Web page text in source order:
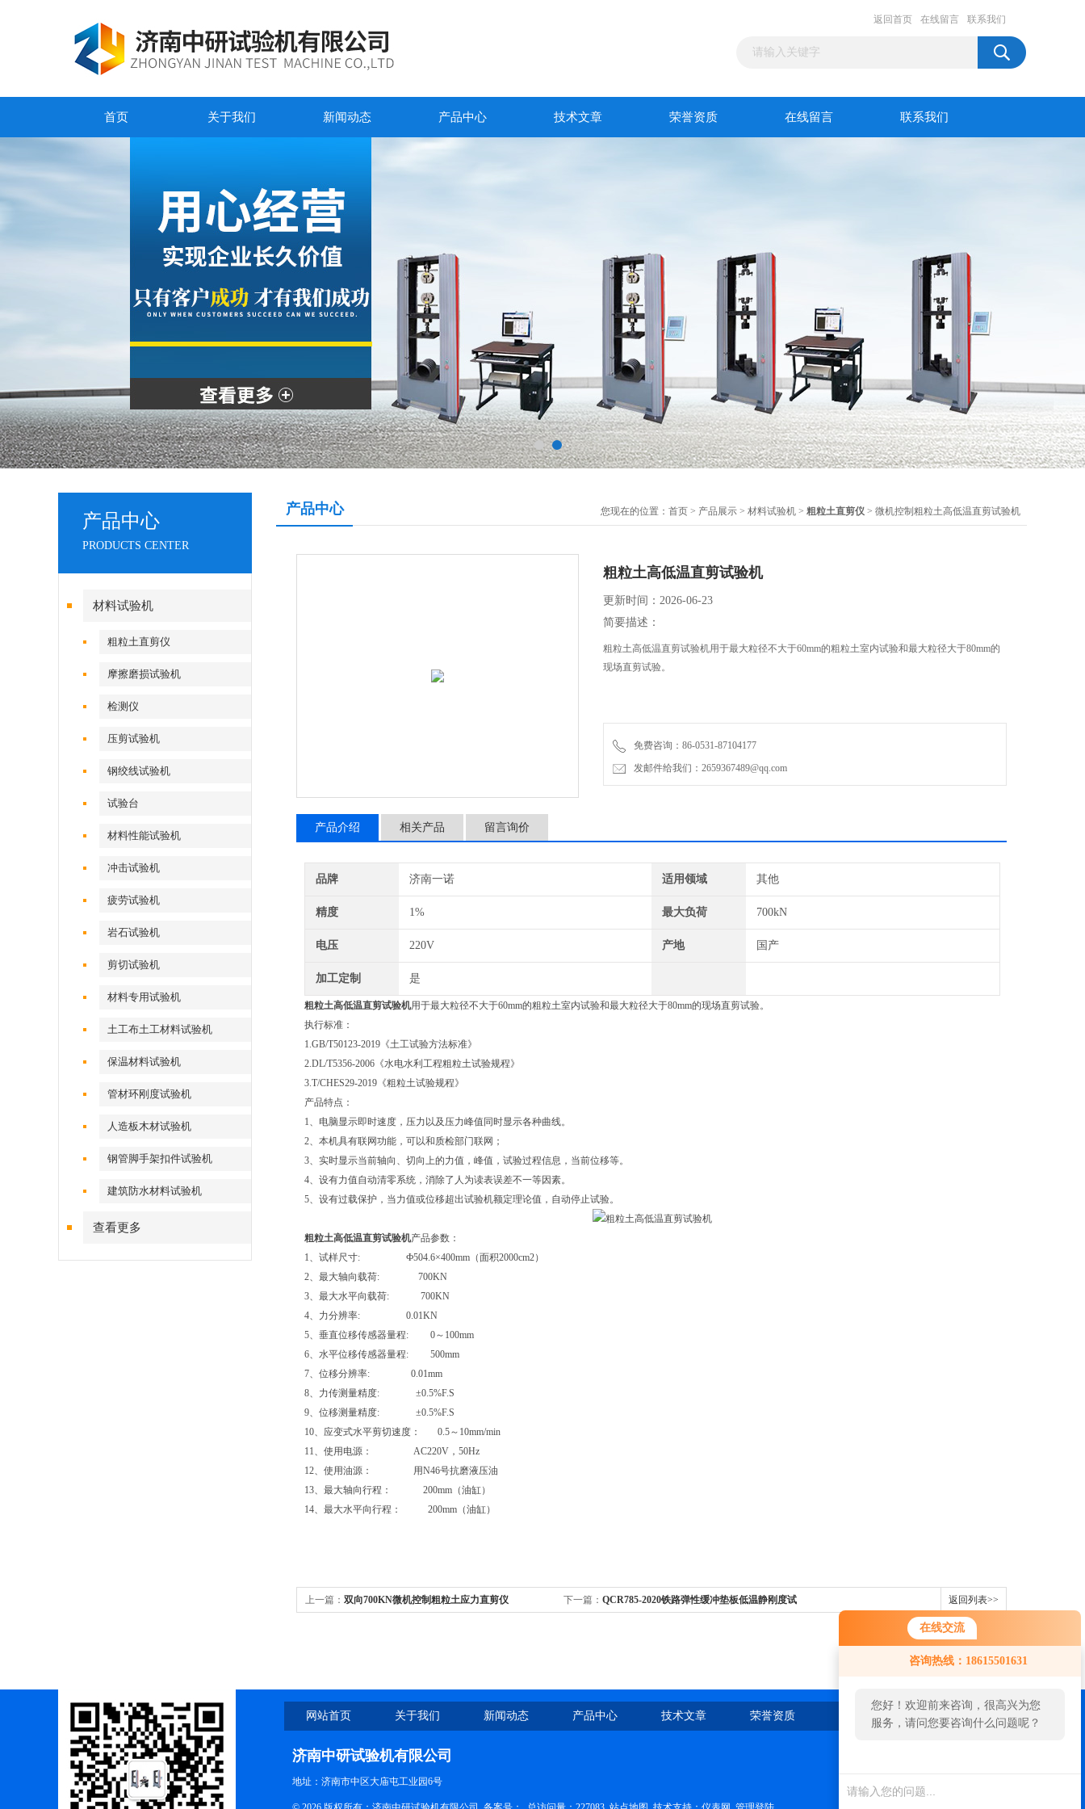
在线交流
咨询热线：18615501631
您好！欢迎前来咨询，很高兴为您
服务，请问您要咨询什么问题呢？
了需求产品，您可以直接在线与我
联系！
返回首页 在线留言 联系我们
首页 关于我们 新闻动态 产品中心 技术文章 荣誉资质 在线留言 联系我们
产品中心
PRODUCTS CENTER
材料试验机
粗粒土直剪仪
摩擦磨损试验机
检测仪
压剪试验机
钢绞线试验机
试验台
材料性能试验机
冲击试验机
疲劳试验机
岩石试验机
剪切试验机
材料专用试验机
土工布土工材料试验机
保温材料试验机
管材环刚度试验机
人造板木材试验机
钢管脚手架扣件试验机
建筑防水材料试验机
查看更多
产品中心 您现在的位置： 首页 > 产品展示 > 材料试验机 > 粗粒土直剪仪 > 微机控制粗粒土高低温直剪试验机
粗粒土高低温直剪试验机
更新时间：2026-06-23
简要描述：
粗粒土高低温直剪试验机用于最大粒径不大于60mm的粗粒土室内试验和最大粒径大于80mm的
现场直剪试验。
免费咨询：86-0531-87104177
发邮件给我们：2659367489@qq.com
产品介绍 相关产品 留言询价
品牌 济南一诺 适用领域 其他
精度 1% 最大负荷 700kN
电压 220V 产地 国产
加工定制 是
粗粒土高低温直剪试验机用于最大粒径不大于60mm的粗粒土室内试验和最大粒径大于80mm的现场直剪试验。
执行标准：
1.GB/T50123-2019《土工试验方法标准》
2.DL/T5356-2006《水电水利工程粗粒土试验规程》
3.T/CHES29-2019《粗粒土试验规程》
产品特点：
1、电脑显示即时速度，压力以及压力峰值同时显示各种曲线。
2、本机具有联网功能，可以和质检部门联网；
3、实时显示当前轴向、切向上的力值，峰值，试验过程信息，当前位移等。
4、设有力值自动清零系统，消除了人为读表误差不一等因素。
5、设有过载保护，当力值或位移超出试验机额定理论值，自动停止试验。
粗粒土高低温直剪试验机产品参数：
1、试样尺寸: Ф504.6×400mm（面积2000cm2）
2、最大轴向载荷: 700KN
3、最大水平向载荷: 700KN
4、力分辨率: 0.01KN
5、垂直位移传感器量程: 0～100mm
6、水平位移传感器量程: 500mm
7、位移分辨率: 0.01mm
8、力传测量精度: ±0.5%F.S
9、位移测量精度: ±0.5%F.S
10、应变式水平剪切速度： 0.5～10mm/min
11、使用电源： AC220V，50Hz
12、使用油源： 用N46号抗磨液压油
13、最大轴向行程： 200mm（油缸）
14、最大水平向行程： 200mm（油缸）
上一篇： 双向700KN微机控制粗粒土应力直剪仪 下一篇： QCR785-2020铁路弹性缓冲垫板低温静刚度试 返回列表>>
网站首页 关于我们 新闻动态 产品中心 技术文章 荣誉资质 在线留言 联系我们
济南中研试验机有限公司
地址：济南市中区大庙屯工业园6号